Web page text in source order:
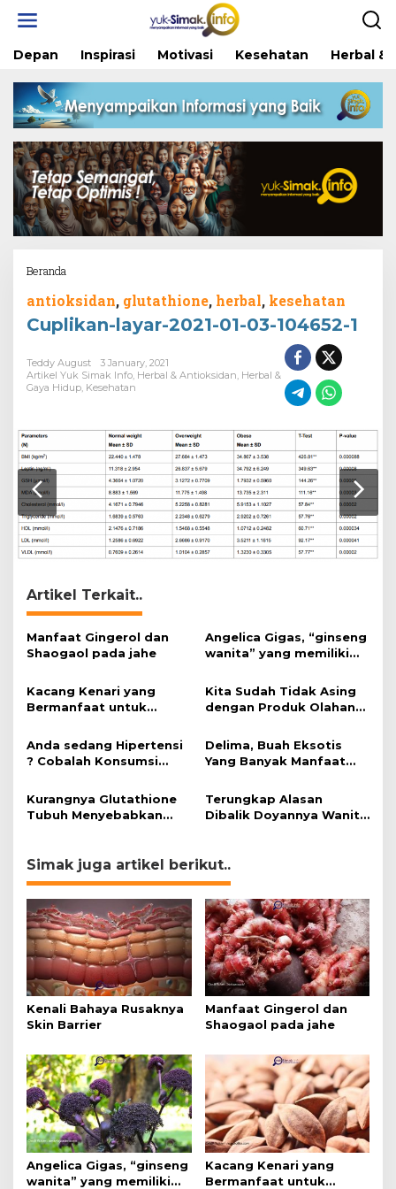
Depan Inspirasi Motivasi Kesehatan Herbal &
Beranda
antioksidan, glutathione, herbal, kesehatan
Cuplikan-layar-2021-01-03-104652-1
Teddy August
3 January, 2021
Artikel Yuk Simak Info, Herbal & Antioksidan, Herbal &
Gaya Hidup, Kesehatan
Artikel Terkait..
Manfaat Gingerol dan
Shaogaol pada jahe
Angelica Gigas, “ginseng
wanita” yang memiliki
Kacang Kenari yang
Bermanfaat untuk
untuk Bahan Kue)
Kita Sudah Tidak Asing
dengan Produk Olahan
Tahu Manfaatnya untuk
Kesehatan?
Anda sedang Hipertensi
? Cobalah Konsumsi
Delima, Buah Eksotis
Yang Banyak Manfaat
Kurangnya Glutathione
Tubuh Menyebabkan
Terungkap Alasan
Dibalik Doyannya Wanita
Simak juga artikel berikut..
Kenali Bahaya Rusaknya
Skin Barrier
Manfaat Gingerol dan
Shaogaol pada jahe
Angelica Gigas, “ginseng
wanita” yang memiliki
Kacang Kenari yang
Bermanfaat untuk